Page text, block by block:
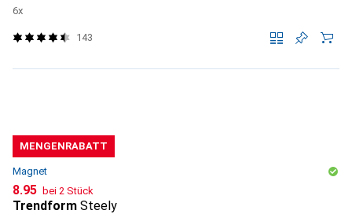
6x
143
MENGENRABATT
Magnet
CHF
8.95 bei 2 Stück
Trendform Steely